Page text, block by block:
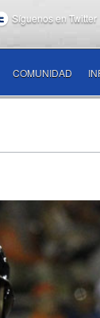
Síguenos en Twitter
COMUNIDAD